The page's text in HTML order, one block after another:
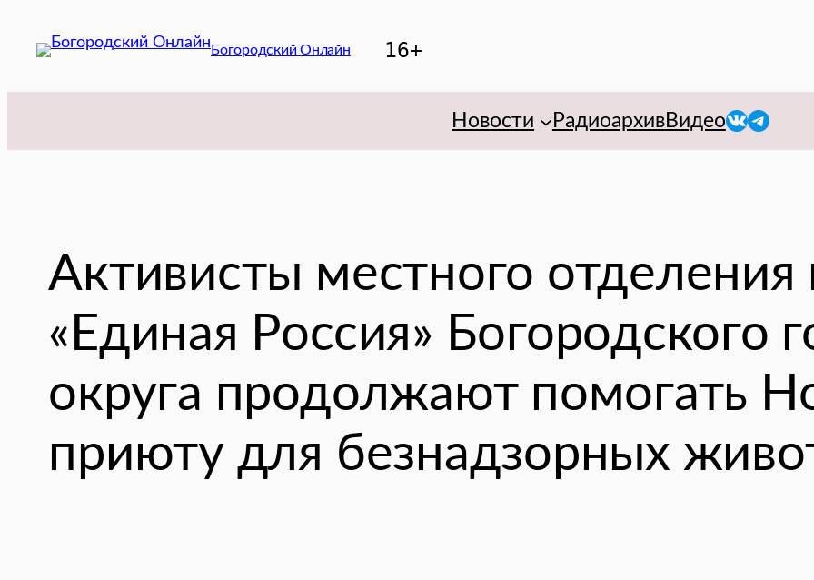
Богородский Онлайн 16+
Новости РадиоархивВидеоVK
Активисты местного отделения
«Единая Россия» Богородского
округа продолжают помогать
приюту для безнадзорных